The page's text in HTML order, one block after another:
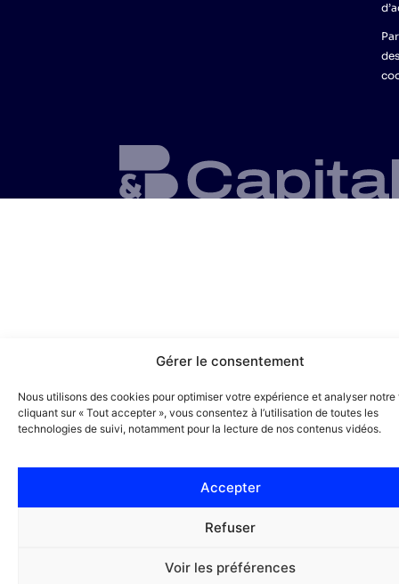
Gérer le consentement
Nous utilisons des cookies pour optimiser votre expérience et analyser notre
cliquant sur « Tout accepter », vous consentez à l’utilisation de toutes les
technologies de suivi, notamment pour la lecture de nos contenus vidéos.
Accepter
Refuser
Voir les préférences
des